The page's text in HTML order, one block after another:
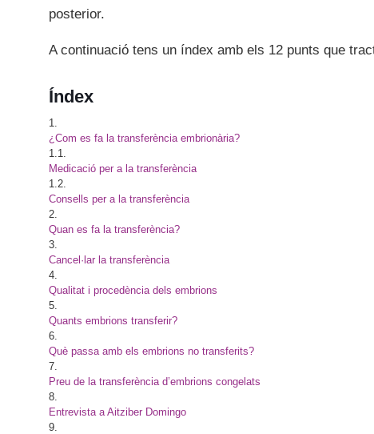
posterior.
A continuació tens un índex amb els 12 punts que
Índex
1.
¿Com es fa la transferència embrionària?
1.1.
Medicació per a la transferència
1.2.
Consells per a la transferència
2.
Quan es fa la transferència?
3.
Cancel·lar la transferència
4.
Qualitat i procedència dels embrions
5.
Quants embrions transferir?
6.
Què passa amb els embrions no transferits?
7.
Preu de la transferència d’embrions congelats
8.
Entrevista a Aitziber Domingo
9.